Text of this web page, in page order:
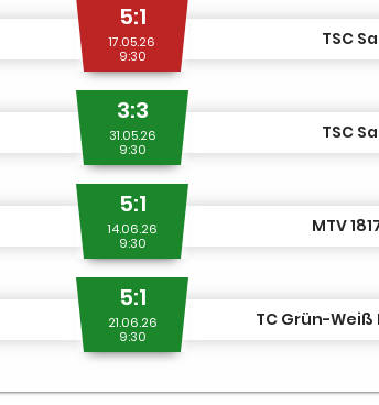
5:1
17.05.26
9:30
TSC
3:3
31.05.26
9:30
TSC
5:1
14.06.26
9:30
MTV
5:1
21.06.26
9:30
TC Grün-Weiß